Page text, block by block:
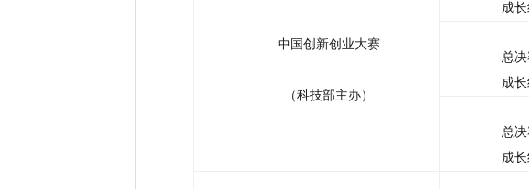
中国创新创业大赛
（科技部主办）
成
总决
成
总决
成